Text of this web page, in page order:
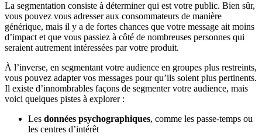
La segmentation consiste à déterminer qui est votre public. Bien sûr,
vous pouvez vous adresser aux consommateurs de manière
générique, mais il y a de fortes chances que votre message ait moins
d’impact et que vous passiez à côté de nombreuses personnes qui
seraient autrement intéressées par votre produit.
À l’inverse, en segmentant votre audience en groupes plus restreints,
vous pouvez adapter vos messages pour qu’ils soient plus pertinents.
Il existe d’innombrables façons de segmenter votre audience, mais
voici quelques pistes à explorer :
Les données psychographiques, comme les passe-temps ou
les centres d’intérêt